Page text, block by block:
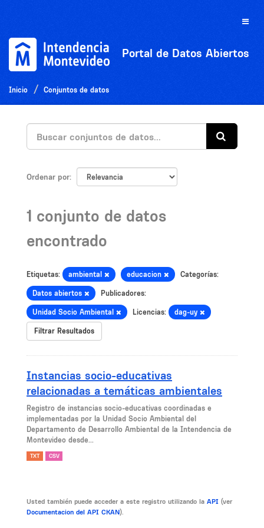
Toggle
Portal de Datos Abiertos
Inicio Conjuntos de datos
Ordenar por
1 conjunto de datos
encontrado
Etiquetas: ambiental educacion Categorías:
Datos abiertos Publicadores:
Unidad Socio Ambiental Licencias: dag-uy
Filtrar Resultados
Instancias socio-educativas
relacionadas a temáticas ambientales
Registro de instancias socio-educativas coordinadas e
implementadas por la Unidad Socio Ambiental del
Departamento de Desarrollo Ambiental de la Intendencia de
Montevideo desde...
TXT CSV
Usted también puede acceder a este registro utilizando la API (ver
Documentacion del API CKAN).